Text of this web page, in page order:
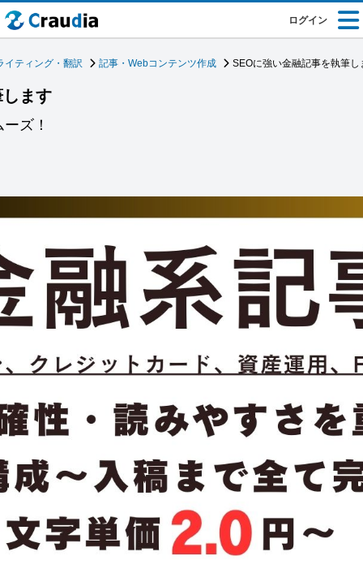
ログイン
イティング・翻訳 記事・Webコンテンツ作成 SEOに強い金融記事を執筆し
ます
ズ！